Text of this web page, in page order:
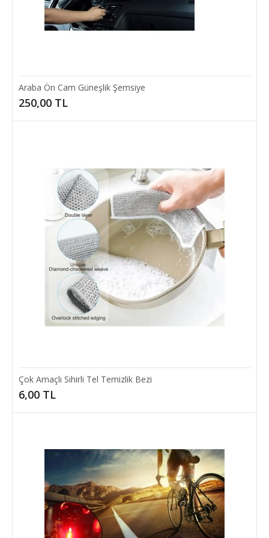
ALÜMİNYUM FOLYO BULAŞIK ELDİVENİ
ALÜMİNYUM FOLYO BULAŞIK ELDİVENİAlüminyum Folyo Bulaşık
Eldiveni, dört parmak ve baş parmak bölmesi ..
30,00 TL
SEPETE EKLE
Araba Ön Cam Güneşlik Şemsiye
250,00 TL
Çok Amaçlı Sihirli Tel Temizlik Bezi
6,00 TL